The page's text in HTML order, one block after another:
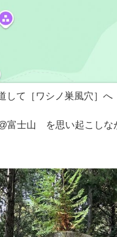
して［ワシノ巣風穴］へ
@富士山 を思い起こしな